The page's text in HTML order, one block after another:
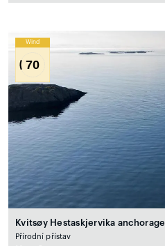
Wind
70
Kvitsøy Hestaskjervika anchorage
Přírodní přístav